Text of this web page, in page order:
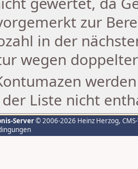
zur
in der
wegen
Liste nicht
Server© 2006-2026 Heinz Herzog,